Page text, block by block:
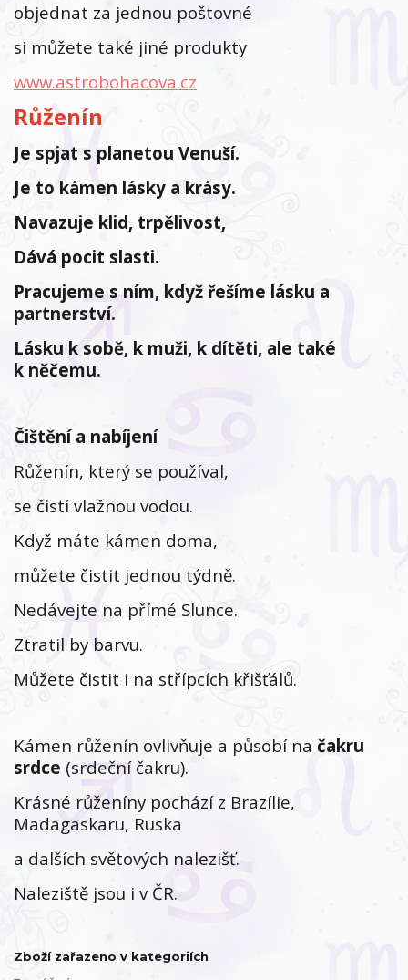
objednat za jednou poštovné
si můžete také jiné produkty
www.astrobohacova.cz
Růženín
Je spjat s planetou Venuší.
Je to kámen lásky a krásy.
Navazuje klid, trpělivost,
Dává pocit slasti.
Pracujeme s ním, když řešíme lásku a
partnerství.
Lásku k sobě, k muži, k dítěti, ale také
k něčemu.
Čištění a nabíjení
Růženín, který se používal,
se čistí vlažnou vodou.
Když máte kámen doma,
můžete čistit jednou týdně.
Nedávejte na přímé Slunce.
Ztratil by barvu.
Můžete čistit i na střípcích křišťálů.
Kámen růženín ovlivňuje a působí na čakru
srdce (srdeční čakru).
Krásné růženíny pochází z Brazílie,
Madagaskaru, Ruska
a dalších světových nalezišť.
Naleziště jsou i v ČR.
Zboží zařazeno v kategoriích